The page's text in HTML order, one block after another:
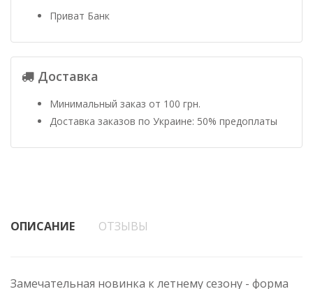
Приват Банк
Доставка
Минимальный заказ от 100 грн.
Доставка заказов по Украине: 50% предоплаты
ОПИСАНИЕ ОТЗЫВЫ
Замечательная новинка к летнему сезону - форма